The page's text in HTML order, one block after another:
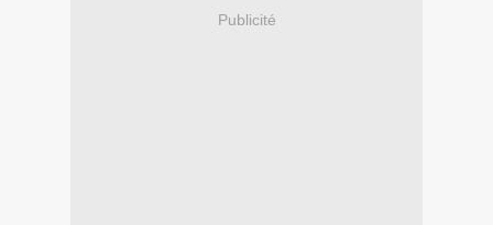
Publicité